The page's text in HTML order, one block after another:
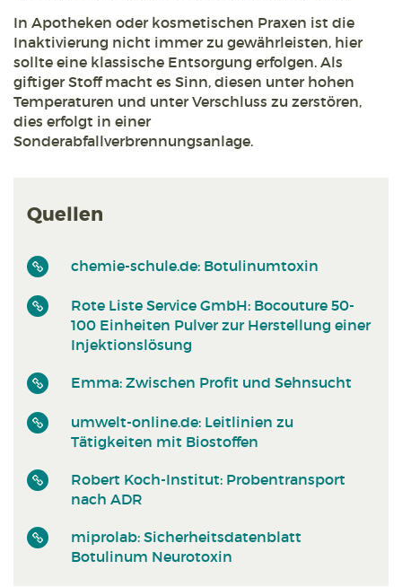
In Apotheken oder kosmetischen Praxen ist die
Inaktivierung nicht immer zu gewährleisten, hier
sollte eine klassische Entsorgung erfolgen. Als
giftiger Stoff macht es Sinn, diesen unter hohen
Temperaturen und unter Verschluss zu zerstören,
dies erfolgt in einer
Sonderabfallverbrennungsanlage.
Quellen
chemie-schule.de: Botulinumtoxin
Rote Liste Service GmbH: Bocouture 50-
100 Einheiten Pulver zur Herstellung einer
Injektionslösung
Emma: Zwischen Profit und Sehnsucht
umwelt-online.de: Leitlinien zu
Tätigkeiten mit Biostoffen
Robert Koch-Institut: Probentransport
nach ADR
miprolab: Sicherheitsdatenblatt
Botulinum Neurotoxin